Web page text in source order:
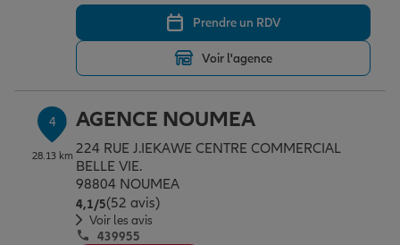
Protection juridique
Retraite
Tous nos devis d'assurance
Prendre un RDV
Voir l'agence
4
28.13 km
AGENCE NOUMEA
224 RUE J.IEKAWE CENTRE COMMERCIAL
BELLE VIE.
98804 NOUMEA
4,1/5Note de 4.1 sur 5
(52 avis)
Voir les avis
439955